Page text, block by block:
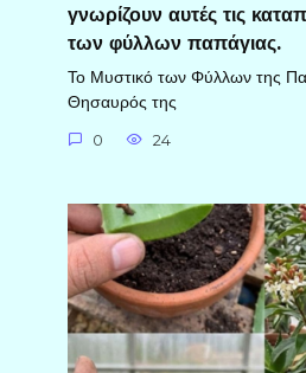
γνωρίζουν αυτές τις
των φύλλων παπάγιας.
Το Μυστικό των Φύλλων της
Θησαυρός της
0 24